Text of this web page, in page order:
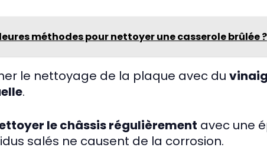
méthodes pour nettoyer une casserole brûlée ?
le nettoyage de la plaque avec du
.
le châssis régulièrement avec une
salés ne causent de la corrosion.